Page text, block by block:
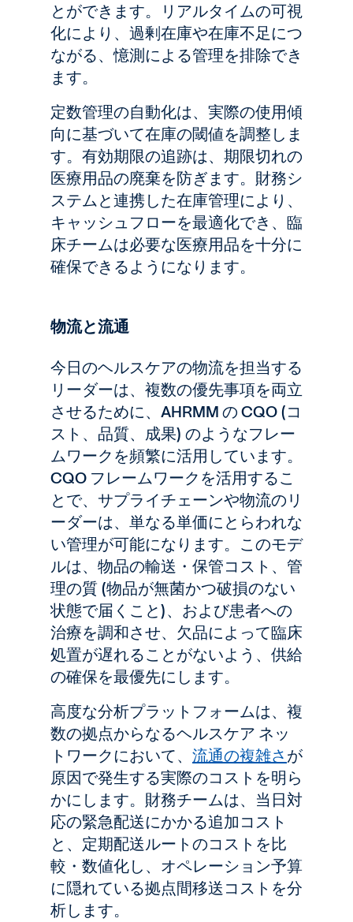
とができます。リアルタイムの可視
化により、過剰在庫や在庫不足につ
ながる、憶測による管理を排除でき
ます。
定数管理の自動化は、実際の使用傾
向に基づいて在庫の閾値を調整しま
す。有効期限の追跡は、期限切れの
医療用品の廃棄を防ぎます。財務シ
ステムと連携した在庫管理により、
キャッシュフローを最適化でき、臨
床チームは必要な医療用品を十分に
確保できるようになります。
物流と流通
今日のヘルスケアの物流を担当する
リーダーは、複数の優先事項を両立
させるために、AHRMM の CQO (コ
スト、品質、成果) のようなフレー
ムワークを頻繁に活用しています。
CQO フレームワークを活用するこ
とで、サプライチェーンや物流のリ
ーダーは、単なる単価にとらわれな
い管理が可能になります。このモデ
ルは、物品の輸送・保管コスト、管
理の質 (物品が無菌かつ破損のない
状態で届くこと)、および患者への
治療を調和させ、欠品によって臨床
処置が遅れることがないよう、供給
の確保を最優先にします。
高度な分析プラットフォームは、複
数の拠点からなるヘルスケア ネッ
トワークにおいて、 流通の複雑さが
原因で発生する実際のコストを明ら
かにします。財務チームは、当日対
応の緊急配送にかかる追加コスト
と、定期配送ルートのコストを比
較・数値化し、オペレーション予算
に隠れている拠点間移送コストを分
析します。